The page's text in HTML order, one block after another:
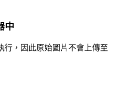
中
行，因此原始圖片不會上傳至